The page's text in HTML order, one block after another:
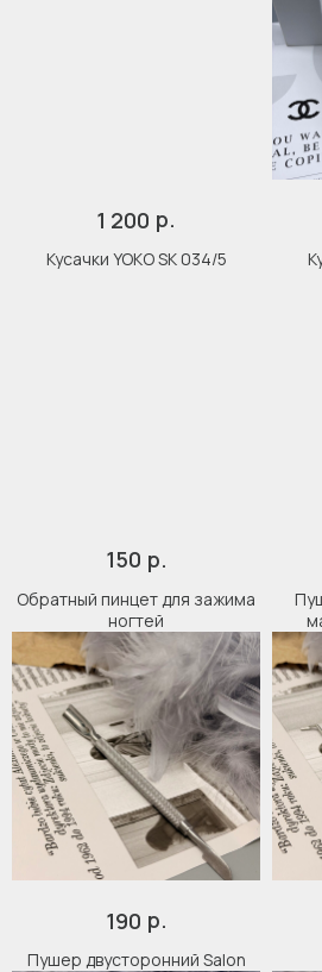
1 200 р.
Кусачки YOKO SK 034/5
150 р.
Обратный пинцет для зажима
ногтей
190 р.
Пушер двусторонний Salon
Кострома, Свердлова, 4А